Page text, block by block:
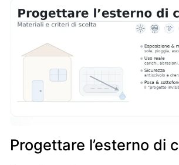
Progettare l’esterno di